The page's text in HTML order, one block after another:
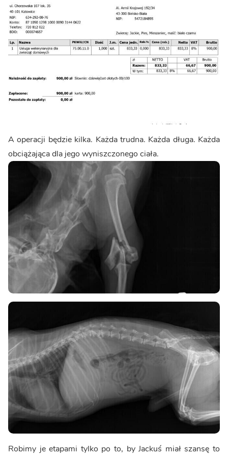
A operacji będzie kilka. Każda trudna. Każda długa. Każda
obciążająca dla jego wyniszczonego ciała.
Robimy je etapami tylko po to, by Jackuś miał szansę to